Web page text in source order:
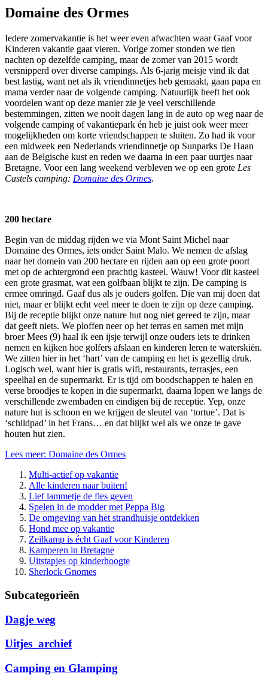
Domaine des Ormes
Iedere zomervakantie is het weer even afwachten waar Gaaf voor
Kinderen vakantie gaat vieren. Vorige zomer stonden we tien
nachten op dezelfde camping, maar de zomer van 2015 wordt
versnipperd over diverse campings. Als 6-jarig meisje vind ik dat
best lastig, want net als ik vriendinnetjes heb gemaakt, gaan papa en
mama verder naar de volgende camping. Natuurlijk heeft het ook
voordelen want op deze manier zie je veel verschillende
bestemmingen, zitten we nooit dagen lang in de auto op weg naar de
volgende camping of vakantiepark én heb je juist ook weer meer
mogelijkheden om korte vriendschappen te sluiten. Zo had ik voor
een midweek een Nederlands vriendinnetje op Sunparks De Haan
aan de Belgische kust en reden we daarna in een paar uurtjes naar
Bretagne. Voor een lang weekend verbleven we op een grote Les
Castels camping: Domaine des Ormes.
200 hectare
Begin van de middag rijden we via Mont Saint Michel naar
Domaine des Ormes, iets onder Saint Malo. We nemen de afslag
naar het domein van 200 hectare en rijden aan op een grote poort
met op de achtergrond een prachtig kasteel. Wauw! Voor dit kasteel
een grote grasmat, wat een golfbaan blijkt te zijn. De camping is
ermee omringd. Gaaf dus als je ouders golfen. Die van mij doen dat
niet, maar er blijkt echt veel meer te doen te zijn op deze camping.
Bij de receptie blijkt onze nature hut nog niet gereed te zijn, maar
dat geeft niets. We ploffen neer op het terras en samen met mijn
broer Mees (9) haal ik een ijsje terwijl onze ouders iets te drinken
nemen en kijken hoe golfers afslaan en kinderen leren te waterskiën.
We zitten hier in het ‘hart’ van de camping en het is gezellig druk.
Logisch wel, want hier is gratis wifi, restaurants, terrasjes, een
speelhal en de supermarkt. Er is tijd om boodschappen te halen en
verse broodjes te kopen in die supermarkt, daarna lopen we langs de
verschillende zwembaden en eindigen bij de receptie. Yep, onze
nature hut is schoon en we krijgen de sleutel van ‘tortue’. Dat is
‘schildpad’ in het Frans… en dat blijkt wel als we onze te gave
houten hut zien.
Lees meer: Domaine des Ormes
Multi-actief op vakantie
Alle kinderen naar buiten!
Lief lammetje de fles geven
Spelen in de modder met Peppa Big
De omgeving van het strandhuisje ontdekken
Hond mee op vakantie
Zeilkamp is écht Gaaf voor Kinderen
Kamperen in Bretagne
Uitstapjes op kinderhoogte
Sherlock Gnomes
Subcategorieën
Dagje weg
Uitjes_archief
Camping en Glamping